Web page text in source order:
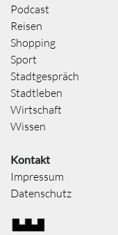
Podcast
Reisen
Shopping
Sport
Stadtgespräch
Stadtleben
Wirtschaft
Wissen
Kontakt
Impressum
Datenschutz